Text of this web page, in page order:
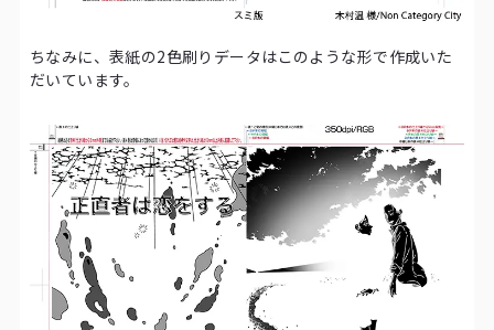
ちなみに、表紙の2色刷りデータはこのような形で作成いた
だいています。